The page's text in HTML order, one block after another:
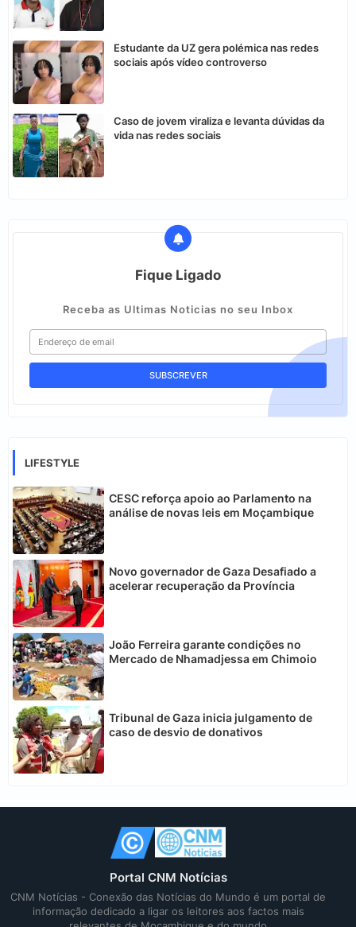
Estudante da UZ gera polémica nas redes
sociais após vídeo controverso
Caso de jovem viraliza e levanta dúvidas da
vida nas redes sociais
Fique Ligado
Receba as Ultimas Noticias no seu Inbox
LIFESTYLE
CESC reforça apoio ao Parlamento na
análise de novas leis em Moçambique
Novo governador de Gaza Desafiado a
acelerar recuperação da Província
João Ferreira garante condições no
Mercado de Nhamadjessa em Chimoio
Tribunal de Gaza inicia julgamento de
caso de desvio de donativos
Portal CNM Notícias
CNM Notícias - Conexão das Notícias do Mundo é um portal de
informação dedicado a ligar os leitores aos factos mais